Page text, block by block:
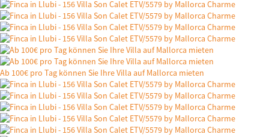
Ab 100€ pro Tag können Sie Ihre Villa auf Mallorca mieten